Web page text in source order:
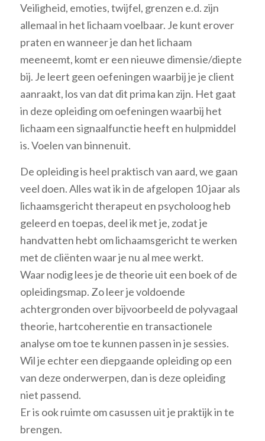
Veiligheid, emoties, twijfel, grenzen e.d. zijn
allemaal in het lichaam voelbaar. Je kunt erover
praten en wanneer je dan het lichaam
meeneemt, komt er een nieuwe dimensie/diepte
bij. Je leert geen oefeningen waarbij je je client
aanraakt, los van dat dit prima kan zijn. Het gaat
in deze opleiding om oefeningen waarbij het
lichaam een signaalfunctie heeft en hulpmiddel
is. Voelen van binnenuit.
De opleiding is heel praktisch van aard, we gaan
veel doen. Alles wat ik in de afgelopen 10 jaar als
lichaamsgericht therapeut en psycholoog heb
geleerd en toepas, deel ik met je, zodat je
handvatten hebt om lichaamsgericht te werken
met de cliënten waar je nu al mee werkt.
Waar nodig lees je de theorie uit een boek of de
opleidingsmap. Zo leer je voldoende
achtergronden over bijvoorbeeld de polyvagaal
theorie, hartcoherentie en transactionele
analyse om toe te kunnen passen in je sessies.
Wil je echter een diepgaande opleiding op een
van deze onderwerpen, dan is deze opleiding
niet passend.
Er is ook ruimte om casussen uit je praktijk in te
brengen.